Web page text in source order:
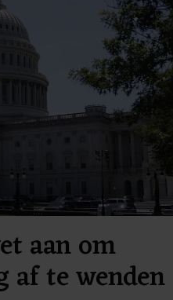
aan om
te wenden